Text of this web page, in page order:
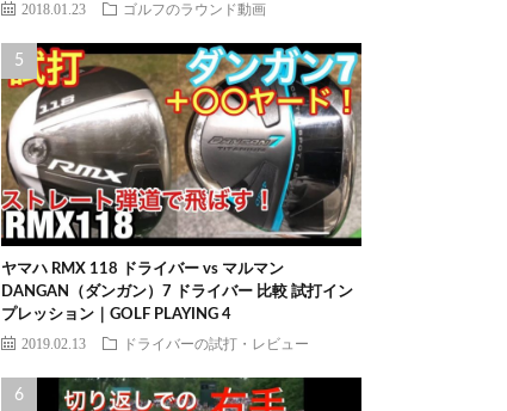
2018.01.23 ゴルフのラウンド動画
ヤマハ RMX 118 ドライバー vs マルマン
DANGAN（ダンガン）7 ドライバー 比較 試打イン
プレッション｜GOLF PLAYING 4
2019.02.13 ドライバーの試打・レビュー